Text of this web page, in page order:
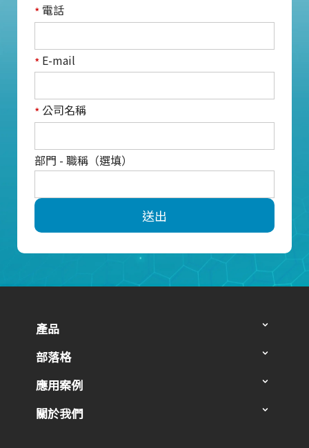
* 電話
* E-mail
* 公司名稱
部門 - 職稱（選填）
送出
產品
部落格
應用案例
關於我們